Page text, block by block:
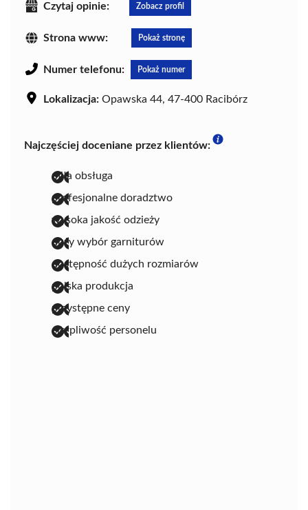
Czytaj opinie: Zobacz profil
Strona www: Pokaż stronę
Numer telefonu: Pokaż numer
Lokalizacja: Opawska 44, 47-400 Racibórz
Najczęściej doceniane przez klientów:
miła obsługa
profesjonalne doradztwo
wysoka jakość odzieży
duży wybór garniturów
dostępność dużych rozmiarów
polska produkcja
przystępne ceny
cierpliwość personelu